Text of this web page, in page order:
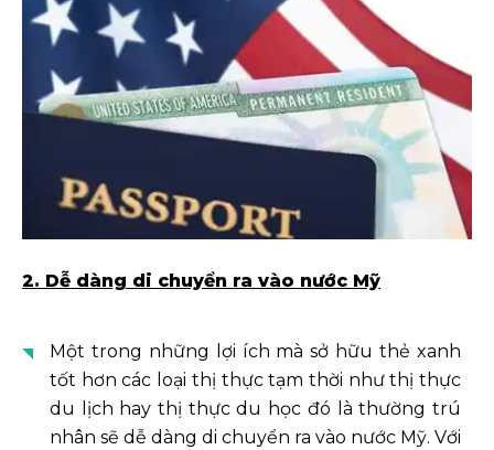
2. Dễ dàng di chuyển ra vào nước Mỹ
Một trong những lợi ích mà sở hữu thẻ xanh
tốt hơn các loại thị thực tạm thời như thị thực
du lịch hay thị thực du học đó là thường trú
nhân sẽ dễ dàng di chuyển ra vào nước Mỹ. Với